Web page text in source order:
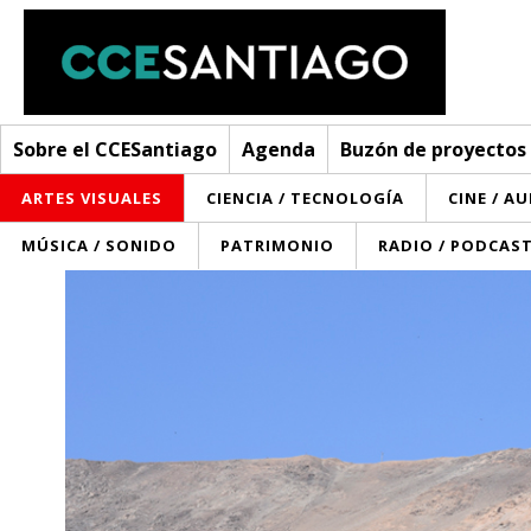
Sobre el CCESantiago Agenda Buzón de proyectos
ARTES VISUALES CIENCIA / TECNOLOGÍA CINE /
MÚSICA / SONIDO PATRIMONIO RADIO / PODCAST
¿Cómo trabajamos?
Noticias